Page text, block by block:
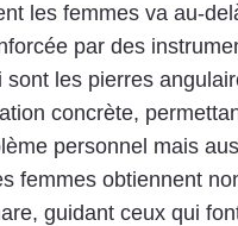
les femmes va au-
par des
les pierres
concrète,
personnel mais
femmes obtiennent
guidant ceux qui